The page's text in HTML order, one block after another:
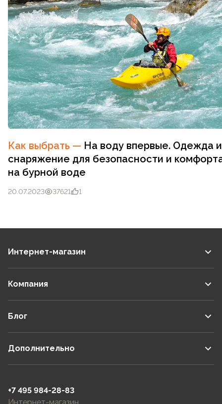
Как выбрать — На воду впервые. Одежда и
снаряжение для безопасности и
на бурной воде
20.07.2023 37621 1
Интернет-магазин
Компания
Блог
Дополнительно
+7 495 984-28-83